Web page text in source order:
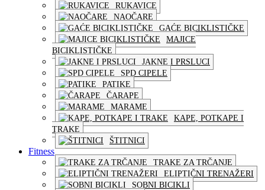
RUKAVICE
NAOČARE
GAĆE BICIKLISTIČKE
MAJICE
BICIKLISTIČKE
JAKNE I PRSLUCI
SPD CIPELE
PATIKE
ČARAPE
MARAME
KAPE, POTKAPE I
TRAKE
ŠTITNICI
Fitness
TRAKE ZA TRČANJE
ELIPTIČNI TRENAŽERI
SOBNI BICIKLI